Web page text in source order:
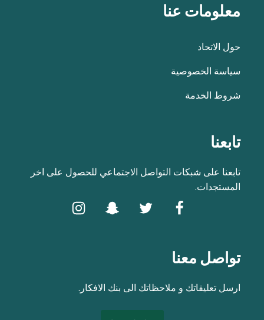
معلومات عنا
حول الاتحاد
سياسة الخصوصية
شروط الخدمة
تابعنا
تابعنا على شبكات التواصل الاجتماعي للحصول على اخر
المستجدات.
تواصل معنا
ارسل تعليقاتك و ملاحظاتك الى بنك الافكار.